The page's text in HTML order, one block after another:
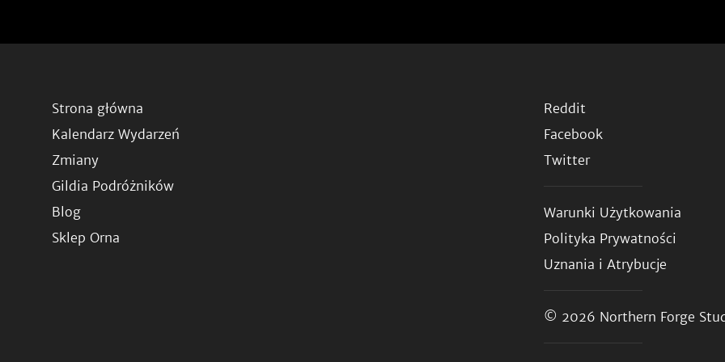
Strona główna
Kalendarz Wydarzeń
Zmiany
Gildia Podróżników
Blog
Sklep Orna
Reddit
Facebook
Twitter
Warunki Użytkowania
Polityka Prywatności
Uznania i Atrybucje
© 2026 Northern Forge